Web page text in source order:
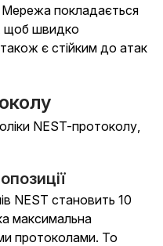
Мережа покладається
щоб швидко
є стійким до атак
NEST-протоколу,
NEST становить 10
максимальна
протоколами. То